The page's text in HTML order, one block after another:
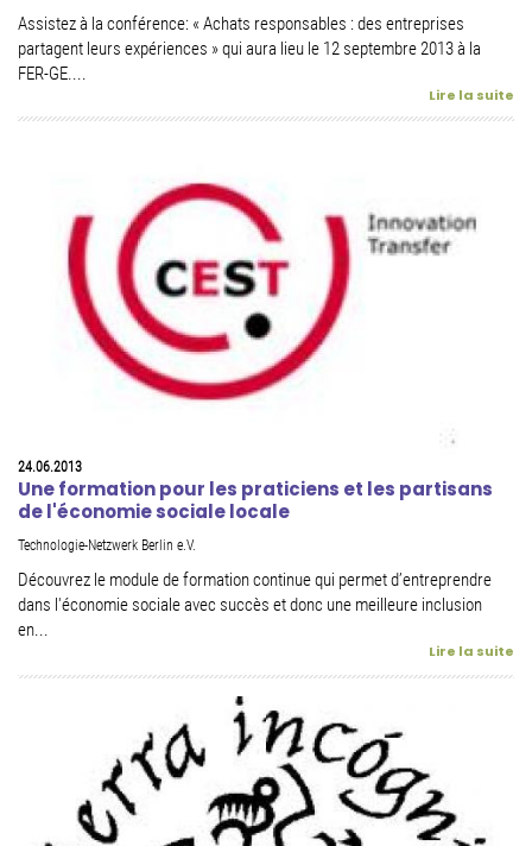
Assistez à la conférence: « Achats responsables : des entreprises
partagent leurs expériences » qui aura lieu le 12 septembre 2013 à la
FER-GE....
Lire la suite
24.06.2013
Une formation pour les praticiens et les partisans
de l'économie sociale locale
Technologie-Netzwerk Berlin e.V.
Découvrez le module de formation continue qui permet d’entreprendre
dans l'économie sociale avec succès et donc une meilleure inclusion
en...
Lire la suite